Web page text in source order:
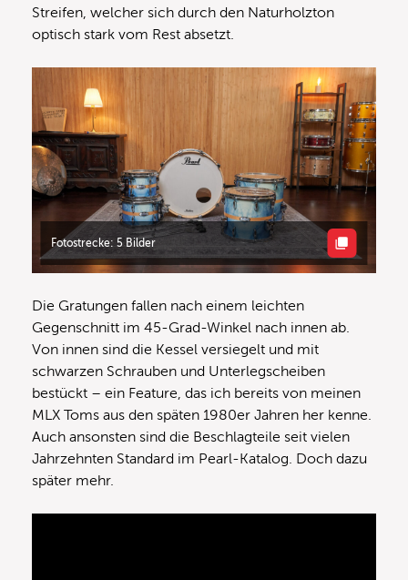
Streifen, welcher sich durch den Naturholzton
optisch stark vom Rest absetzt.
Fotostrecke: 5 Bilder
Die Gratungen fallen nach einem leichten
Gegenschnitt im 45-Grad-Winkel nach innen ab.
Von innen sind die Kessel versiegelt und mit
schwarzen Schrauben und Unterlegscheiben
bestückt – ein Feature, das ich bereits von meinen
MLX Toms aus den späten 1980er Jahren her kenne.
Auch ansonsten sind die Beschlagteile seit vielen
Jahrzehnten Standard im Pearl-Katalog. Doch dazu
später mehr.